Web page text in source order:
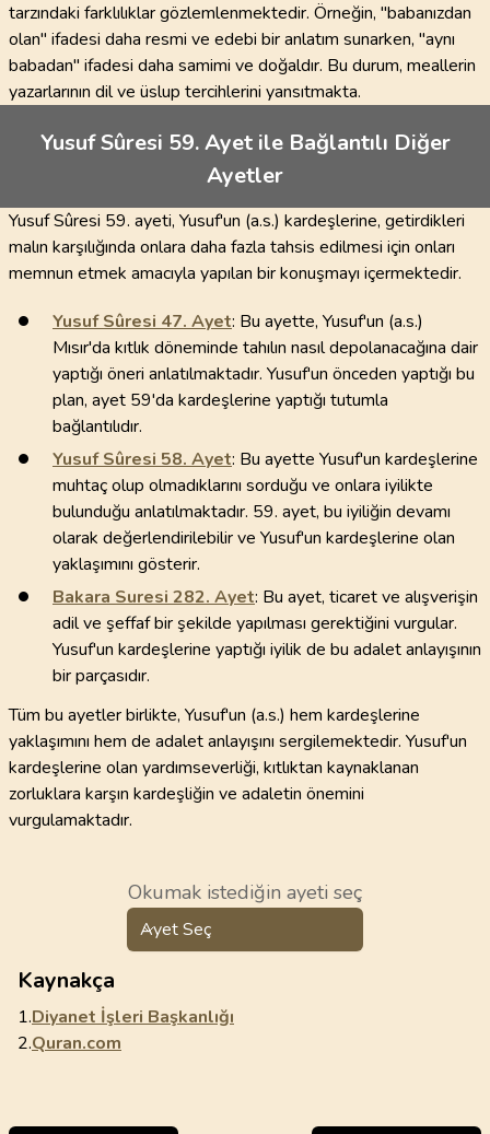
tarzındaki farklılıklar gözlemlenmektedir. Örneğin, "babanızdan
olan" ifadesi daha resmi ve edebi bir anlatım sunarken, "aynı
babadan" ifadesi daha samimi ve doğaldır. Bu durum, meallerin
yazarlarının dil ve üslup tercihlerini yansıtmakta.
Yusuf Sûresi 59. Ayet ile Bağlantılı Diğer
Ayetler
Yusuf Sûresi 59. ayeti, Yusuf'un (a.s.) kardeşlerine, getirdikleri
malın karşılığında onlara daha fazla tahsis edilmesi için onları
memnun etmek amacıyla yapılan bir konuşmayı içermektedir.
Yusuf Sûresi 47. Ayet: Bu ayette, Yusuf'un (a.s.)
Mısır'da kıtlık döneminde tahılın nasıl depolanacağına dair
yaptığı öneri anlatılmaktadır. Yusuf'un önceden yaptığı bu
plan, ayet 59'da kardeşlerine yaptığı tutumla
bağlantılıdır.
Yusuf Sûresi 58. Ayet: Bu ayette Yusuf'un kardeşlerine
muhtaç olup olmadıklarını sorduğu ve onlara iyilikte
bulunduğu anlatılmaktadır. 59. ayet, bu iyiliğin devamı
olarak değerlendirilebilir ve Yusuf'un kardeşlerine olan
yaklaşımını gösterir.
Bakara Suresi 282. Ayet: Bu ayet, ticaret ve alışverişin
adil ve şeffaf bir şekilde yapılması gerektiğini vurgular.
Yusuf'un kardeşlerine yaptığı iyilik de bu adalet anlayışının
bir parçasıdır.
Tüm bu ayetler birlikte, Yusuf'un (a.s.) hem kardeşlerine
yaklaşımını hem de adalet anlayışını sergilemektedir. Yusuf'un
kardeşlerine olan yardımseverliği, kıtlıktan kaynaklanan
zorluklara karşın kardeşliğin ve adaletin önemini
vurgulamaktadır.
Okumak istediğin ayeti seç
Ayet Seç
Kaynakça
1.Diyanet İşleri Başkanlığı
2.Quran.com